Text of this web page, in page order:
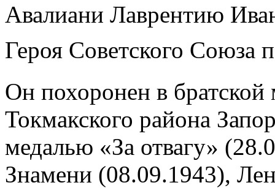
Авалиани Лаврентию
Героя Советского Союза
Он похоронен в
Токмакского района
медалью «За отвагу»
Знамени (08.09.1943),